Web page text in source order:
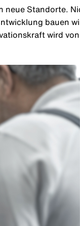
neue Standorte.
bauen
wird